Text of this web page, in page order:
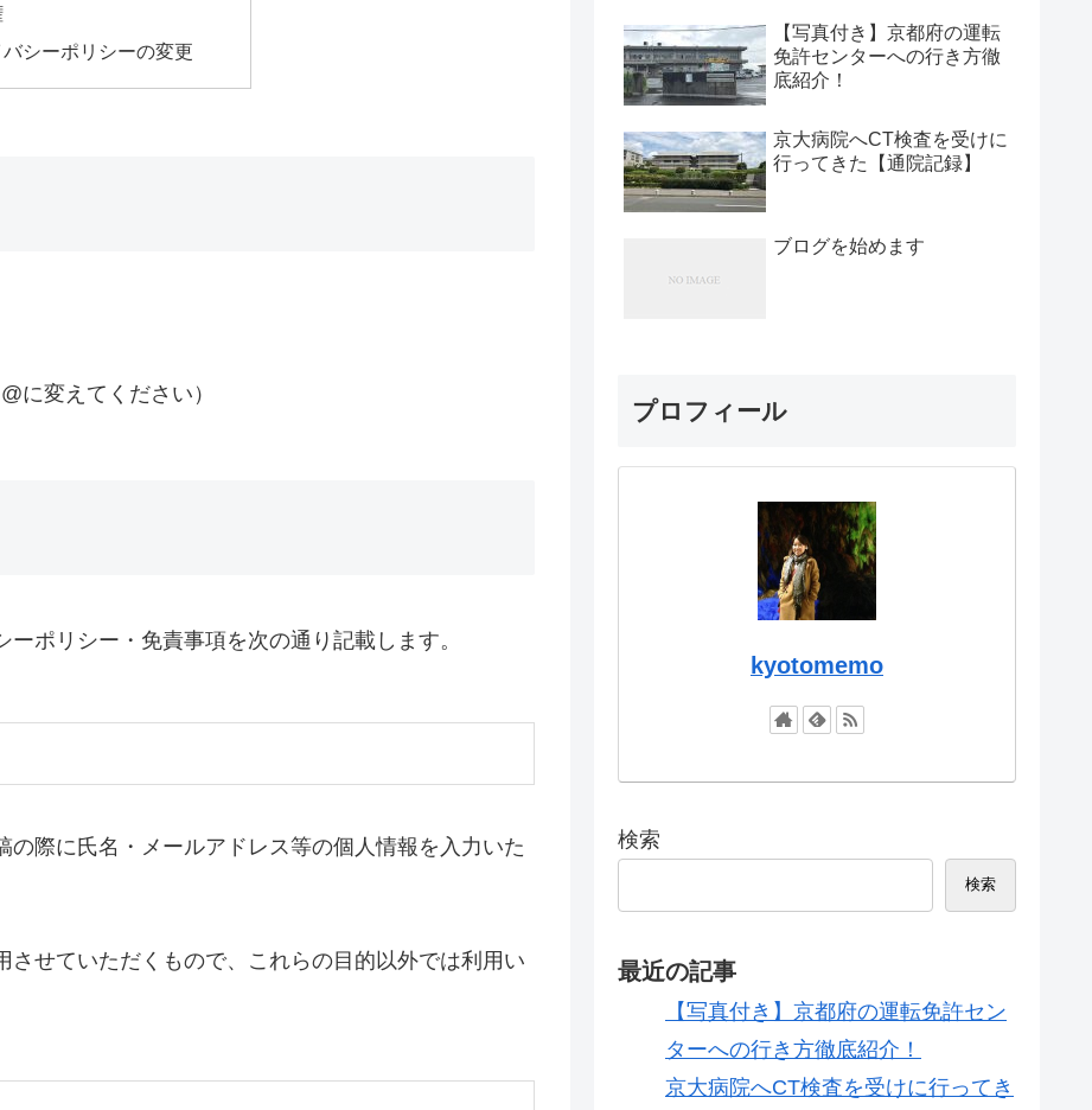
シーポリシーの変更
に変えてください）
ポリシー・免責事項を次の通り記載します。
際に氏名・メールアドレス等の個人情報を入力いた
せていただくもので、これらの目的以外では利用い
【写真付き】京都府の運転
免許センターへの行き方徹
底紹介！
京大病院へCT検査を受けに
行ってきた【通院記録】
ブログを始めます
プロフィール
kyotomemo
検索
検索
最近の記事
【写真付き】京都府の運転免許セン
ターへの行き方徹底紹介！
京大病院へCT検査を受けに行ってき